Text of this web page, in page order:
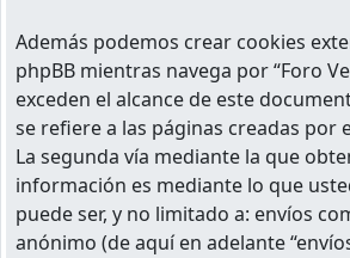
Además podemos crear cookies
phpBB mientras navega por “Foro
exceden el alcance de este
se refiere a las páginas creadas por
La segunda vía mediante la que
información es mediante lo que
puede ser, y no limitado a: envíos
anónimo (de aquí en adelante